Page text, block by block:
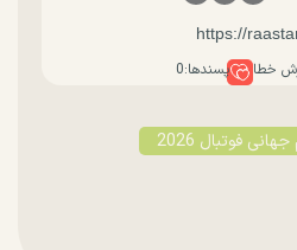
خطا پسندها:0
فوتبال 2026